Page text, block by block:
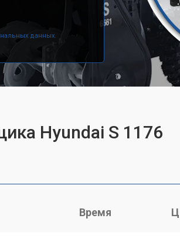
данных.
Hyundai S 1176
Время